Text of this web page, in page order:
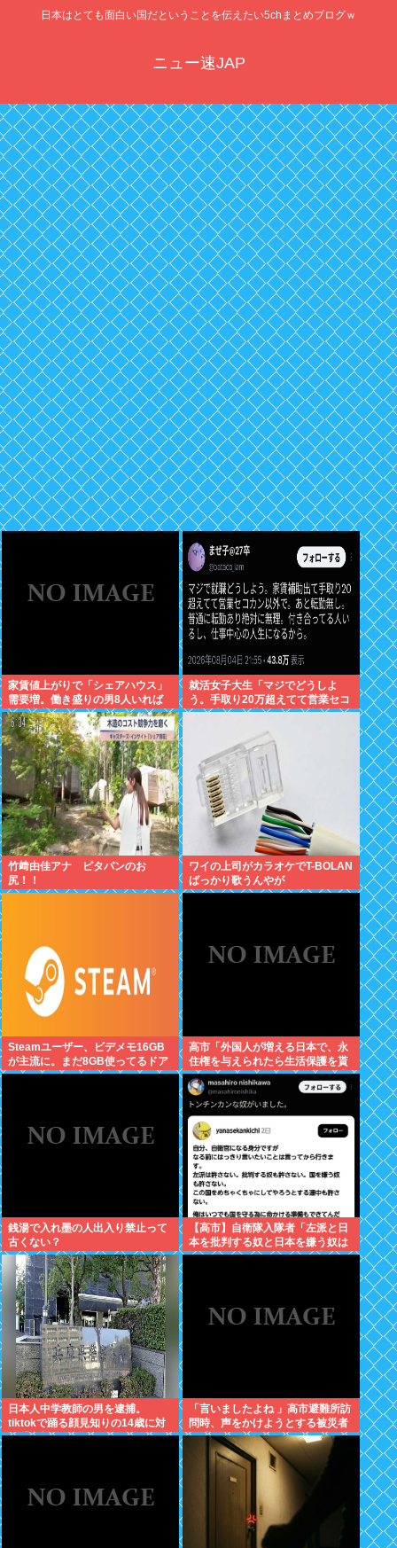
日本はとても面白い国だということを伝えたい5chまとめブログｗ
ニュー速JAP
家賃値上がりで「シェアハウス」
需要増。働き盛りの男8人いれば
一軒家暮らしも余裕で毎日楽しい
就活女子大生「マジでどうしよ
う。手取り20万超えてて営業セコ
カン以外で転勤無しの会社ない」
竹﨑由佳アナ ピタパンのお
尻！！
ワイの上司がカラオケでT-BOLAN
ばっかり歌うんやが
Steamユーザー、ビデメモ16GB
が主流に。まだ8GB使ってるドア
ホの嫌儲民は反省文書いてね。
高市「外国人が増える日本で、永
住権を与えられたら生活保護を貰
うなんて人が増えては困る。日本
人以上の水準の人のみ許可しま
す」
銭湯で入れ墨の人出入り禁止って
古くない？
【高市】自衛隊入隊者「左派と日
本を批判する奴と日本を嫌う奴は
許さない。俺はいつでも国守る為
日本人中学教師の男を逮捕。
tiktokで踊る顔見知りの14歳に対
し「全部見えるように。下も見せ
「言いましたよね 」高市避難所訪
問時、声をかけようとする被災者
を威圧する謎のハゲガードマンが